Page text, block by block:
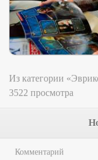
Из категории
3522 просмотра
Комментарий